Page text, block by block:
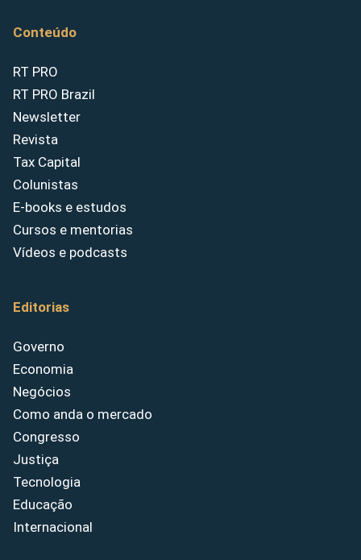
Conteúdo
RT PRO
RT PRO Brazil
Newsletter
Revista
Tax Capital
Colunistas
E-books e estudos
Cursos e mentorias
Vídeos e podcasts
Editorias
Governo
Economia
Negócios
Como anda o mercado
Congresso
Justiça
Tecnologia
Educação
Internacional